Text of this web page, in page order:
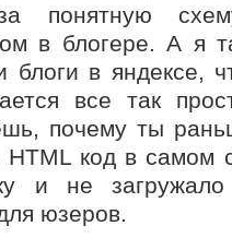
понятную
в блогере. А я
блоги в яндексе,
все так
почему ты
HTML код в самом
и не
юзеров.